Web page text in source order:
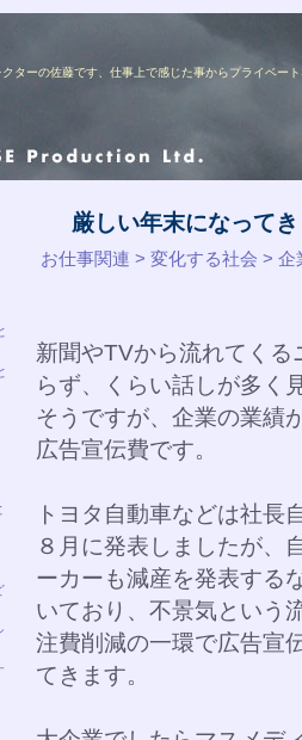
ターの佐藤です、仕事上で感じた事からプライベー
厳しい年末になって
お仕事関連 > 変化する社会 >
新聞やTVから流れてく
らず、くらい話しが多く
そうですが、企業の業績
広告宣伝費です。
トヨタ自動車などは社長
８月に発表しましたが、
ーカーも減産を発表する
いており、不景気という
注費削減の一環で広告宣
てきます。